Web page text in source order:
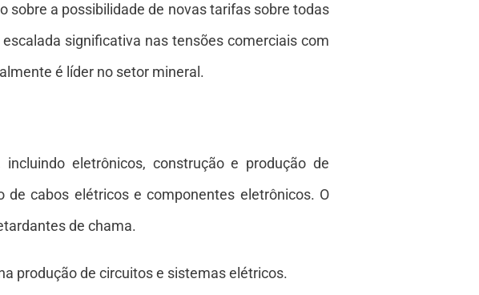
a possibilidade de novas tarifas sobre todas
significativa nas tensões comerciais com
é líder no setor mineral.
eletrônicos, construção e produção de
cabos elétricos e componentes eletrônicos. O
de chama.
produção de circuitos e sistemas elétricos.